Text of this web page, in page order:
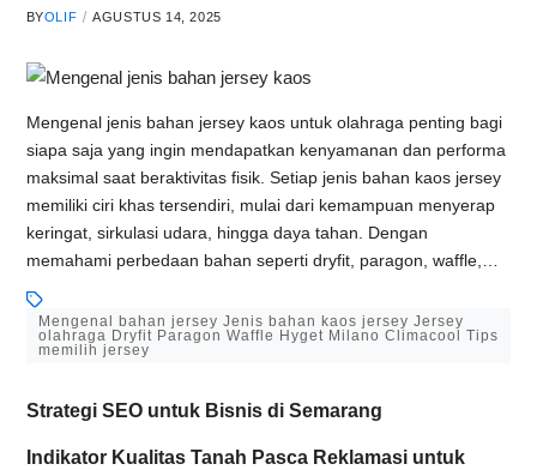
BYOLIF AGUSTUS 14, 2025
Mengenal jenis bahan jersey kaos untuk olahraga penting bagi
siapa saja yang ingin mendapatkan kenyamanan dan performa
maksimal saat beraktivitas fisik. Setiap jenis bahan kaos jersey
memiliki ciri khas tersendiri, mulai dari kemampuan menyerap
keringat, sirkulasi udara, hingga daya tahan. Dengan
memahami perbedaan bahan seperti dryfit, paragon, waffle,…
Mengenal bahan jersey Jenis bahan kaos jersey Jersey
olahraga Dryfit Paragon Waffle Hyget Milano Climacool Tips
memilih jersey
Strategi SEO untuk Bisnis di Semarang
Indikator Kualitas Tanah Pasca Reklamasi untuk